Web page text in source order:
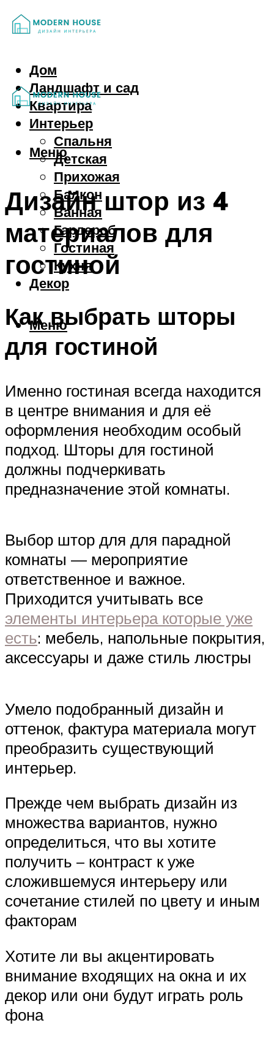
Дом
Ландшафт и сад
Квартира
Интерьер
Спальня
Детская
Прихожая
Балкон
Ванная
Гардероб
Гостиная
Кухня
Декор
Меню
Меню
Дизайн штор из 4
материалов для
гостиной
Как выбрать шторы
для гостиной
Именно гостиная всегда находится
в центре внимания и для её
оформления необходим особый
подход. Шторы для гостиной
должны подчеркивать
предназначение этой комнаты.
Выбор штор для для парадной
комнаты — мероприятие
ответственное и важное.
Приходится учитывать все
элементы интерьера которые уже
есть: мебель, напольные покрытия,
аксессуары и даже стиль люстры
Умело подобранный дизайн и
оттенок, фактура материала могут
преобразить существующий
интерьер.
Прежде чем выбрать дизайн из
множества вариантов, нужно
определиться, что вы хотите
получить – контраст к уже
сложившемуся интерьеру или
сочетание стилей по цвету и иным
факторам
Хотите ли вы акцентировать
внимание входящих на окна и их
декор или они будут играть роль
фона